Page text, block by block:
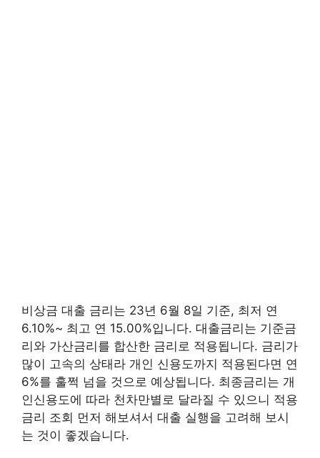
비상금 대출 금리는 23년 6월 8일 기준, 최저 연
6.10%~ 최고 연 15.00%입니다. 대출금리는 기준금
리와 가산금리를 합산한 금리로 적용됩니다. 금리가
많이 고속의 상태라 개인 신용도까지 적용된다면 연
6%를 훌쩍 넘을 것으로 예상됩니다. 최종금리는 개
인신용도에 따라 천차만별로 달라질 수 있으니 적용
금리 조회 먼저 해보셔서 대출 실행을 고려해 보시
는 것이 좋겠습니다.